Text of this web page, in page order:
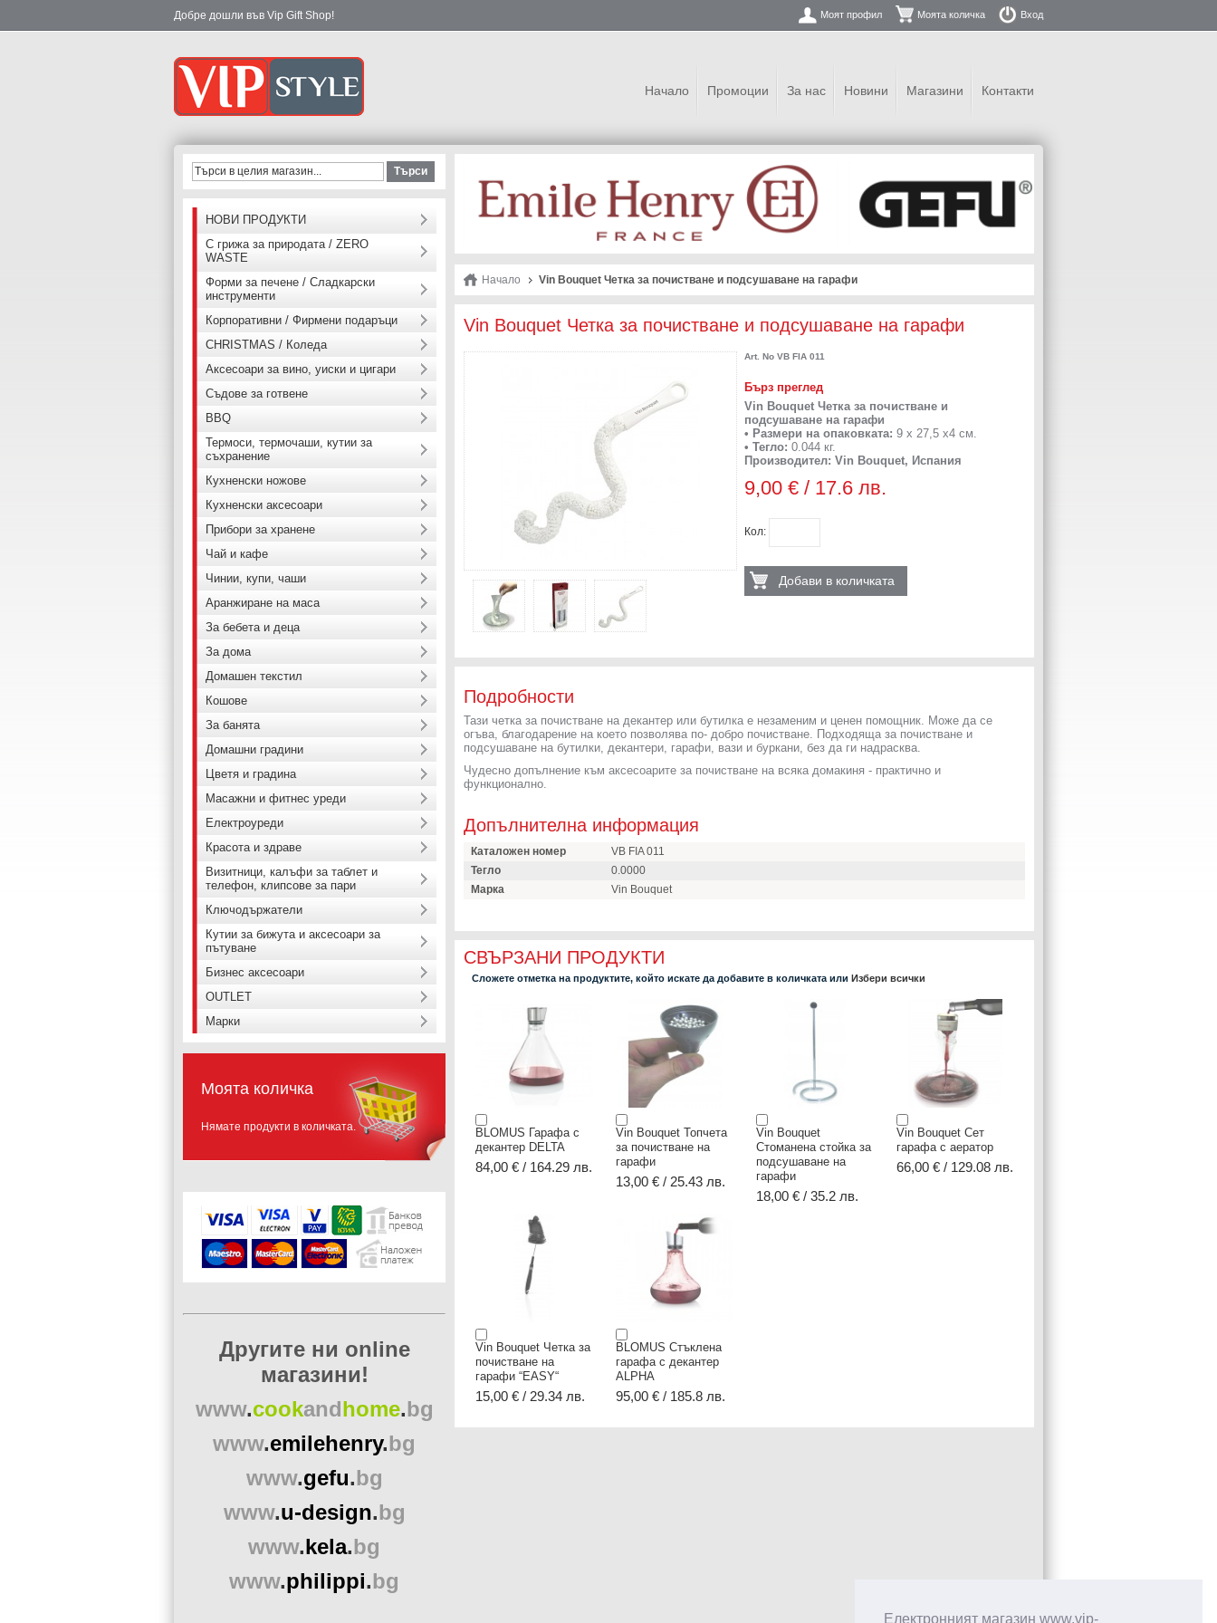
Електронният магазин www.vip-
Добре дошли във Vip Gift Shop! Моят профил Моята количка Вход
Начало Промоции За нас Новини Магазини Контакти
Начало Vin Bouquet Четка за почистване и подсушаване на гарафи
Vin Bouquet Четка за почистване и подсушаване на гарафи
Art. No VB FIA 011
Бърз преглед
Vin Bouquet Четка за почистване и
подсушаване на гарафи
• Размери на опаковката: 9 x 27,5 x4 см.
• Тегло: 0.044 кг.
Производител: Vin Bouquet, Испания
9,00 € / 17.6 лв.
Кол:
Добави в количката
Подробности
Тази четка за почистване на декантер или бутилка е незаменим и ценен помощник. Може да се
огъва, благодарение на което позволява по- добро почистване. Подходяща за почистване и
подсушаване на бутилки, декантери, гарафи, вази и буркани, без да ги надрасква.
Чудесно допълнение към аксесоарите за почистване на всяка домакиня - практично и
функционално.
Допълнителна информация
Каталожен номер
VB FIA 011
Тегло
0.0000
Марка
Vin Bouquet
СВЪРЗАНИ ПРОДУКТИ
Сложете отметка на продуктите, който искате да добавите в количката или Избери всички
BLOMUS Гарафа с
декантер DELTA
84,00 € / 164.29 лв.
Vin Bouquet Топчета
за почистване на
гарафи
13,00 € / 25.43 лв.
Vin Bouquet
Стоманена стойка за
подсушаване на
гарафи
18,00 € / 35.2 лв.
Vin Bouquet Сет
гарафа с аератор
66,00 € / 129.08 лв.
Vin Bouquet Четка за
почистване на
гарафи “EASY“
15,00 € / 29.34 лв.
BLOMUS Стъклена
гарафа с декантер
ALPHA
95,00 € / 185.8 лв.
Търси
НОВИ ПРОДУКТИ
С грижа за природата / ZERO
WASTE
Форми за печене / Сладкарски
инструменти
Корпоративни / Фирмени подаръци
CHRISTMAS / Коледа
Аксесоари за вино, уиски и цигари
Съдове за готвене
BBQ
Термоси, термочаши, кутии за
съхранение
Кухненски ножове
Кухненски аксесоари
Прибори за хранене
Чай и кафе
Чинии, купи, чаши
Аранжиране на маса
За бебета и деца
За дома
Домашен текстил
Кошове
За банята
Домашни градини
Цветя и градина
Масажни и фитнес уреди
Електроуреди
Красота и здраве
Визитници, калъфи за таблет и
телефон, клипсове за пари
Ключодържатели
Кутии за бижута и аксесоари за
пътуване
Бизнес аксесоари
OUTLET
Марки
Моята количка
Нямате продукти в количката.
Другите ни online
магазини!
www.cookandhome.bg
www.emilehenry.bg
www.gefu.bg
www.u-design.bg
www.kela.bg
www.philippi.bg